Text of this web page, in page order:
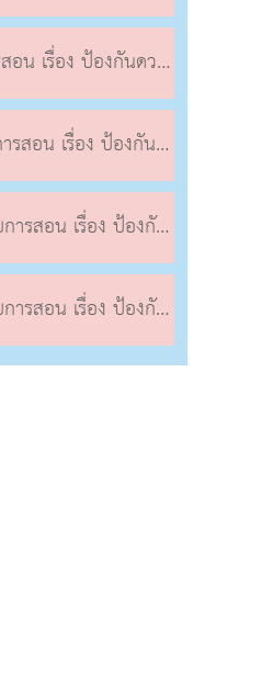
กันดวงตาจากแสงได้อย่างไร (4)
งกันดวงตาจากแสงได้อย่างไร (4)
งกันดวงตาจากแสงได้อย่างไร (4)
งกันดวงตาจากแสงได้อย่างไร (4)